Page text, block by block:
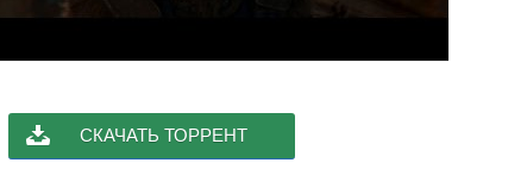
СКАЧАТЬ ТОРРЕНТ